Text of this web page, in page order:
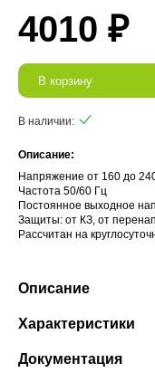
4010 ₽
В корзину
В наличии:
Описание:
Напряжение от 160 до
Частота 50/60 Гц
Постоянное выходное
Защиты: от КЗ, от
Рассчитан на
Описание
Характеристики
Документация